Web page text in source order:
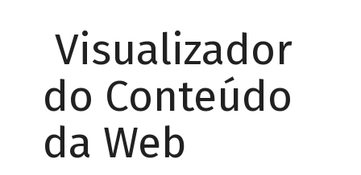
Visualizador
do Conteúdo
da Web